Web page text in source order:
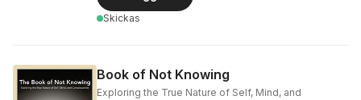
Skickas
Book of Not Knowing
Exploring the True Nature of Self, Mind, and